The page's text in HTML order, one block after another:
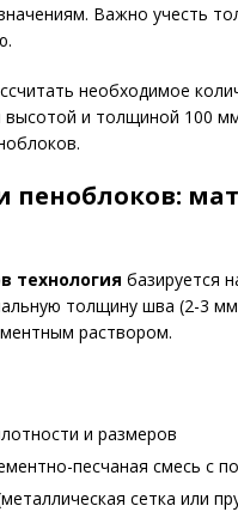
Важно учесть
необходимое
и толщиной 100
пеноблоков:
технология базируется
толщину шва (2-3
раствором.
и размеров
песчаная смесь с
сетка или